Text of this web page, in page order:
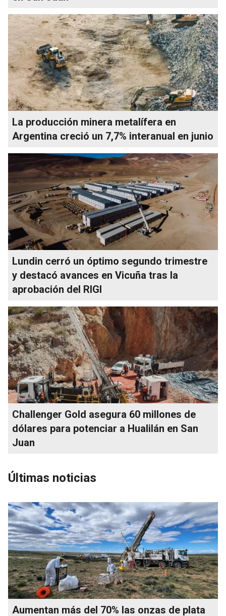
La producción minera metalífera en
Argentina creció un 7,7% interanual en junio
Lundin cerró un óptimo segundo trimestre
y destacó avances en Vicuña tras la
aprobación del RIGI
Challenger Gold asegura 60 millones de
dólares para potenciar a Hualilán en San
Juan
Últimas noticias
Aumentan más del 70% las onzas de plata